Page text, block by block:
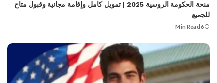
منحة الحكومة الروسية 2025 | تمويل كامل وإقامة مجانية وقبول متاح
للجميع
6 Min Read